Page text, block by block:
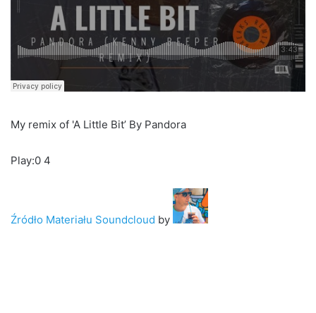
My remix of 'A Little Bit’ By Pandora
Play:0 4
Źródło Materiału Soundcloud by